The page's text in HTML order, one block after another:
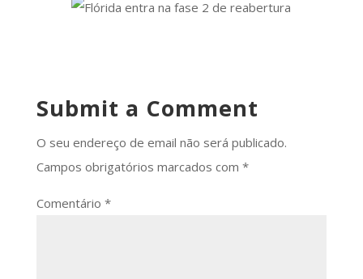
Submit a Comment
O seu endereço de email não será publicado.
Campos obrigatórios marcados com *
Comentário *